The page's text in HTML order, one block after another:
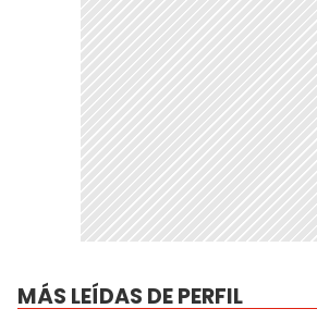
MÁS LEÍDAS DE PERFIL